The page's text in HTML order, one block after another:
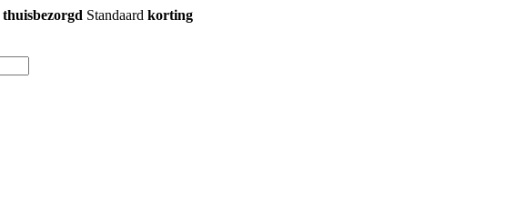
thuisbezorgd Standaard korting